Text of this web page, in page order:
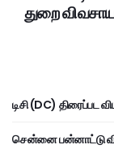
துறை
டிசி (DC) திரைப்பட
சென்னை பன்னாட்டு